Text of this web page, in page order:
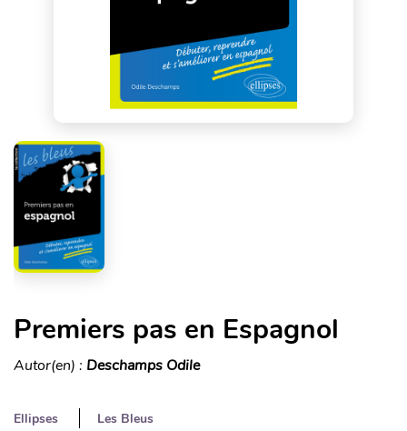
Premiers pas en Espagnol
Autor(en) : Deschamps Odile
Ellipses
Les Bleus